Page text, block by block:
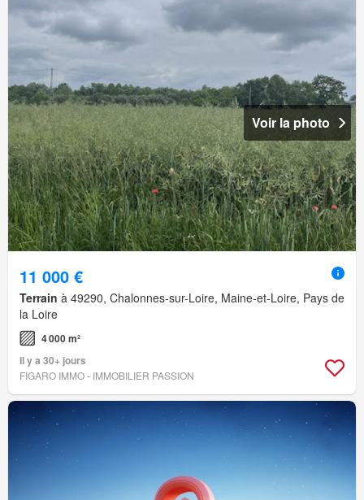
Voir la photo
11 000 €
Terrain à 49290, Chalonnes-sur-Loire, Maine-et-Loire, Pays de
la Loire
4 000 m²
Il y a 30+ jours
FIGARO IMMO - IMMOBILIER PASSION